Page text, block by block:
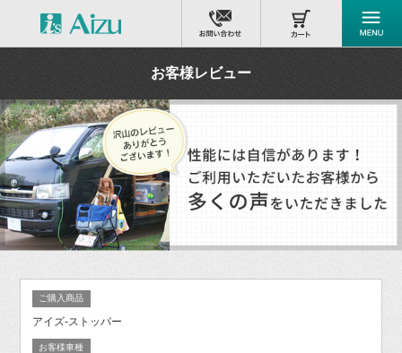
お客様レビュー
ご購入商品
アイズ-ストッパー
お客様車種